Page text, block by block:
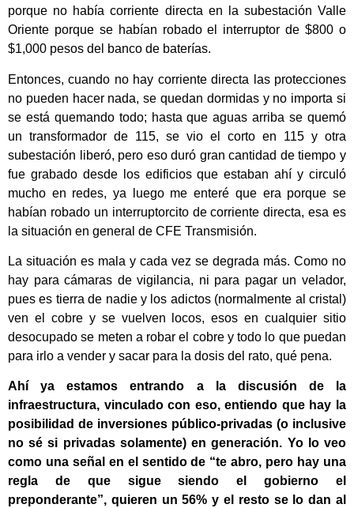
porque no había corriente directa en la subestación Valle
Oriente porque se habían robado el interruptor de $800 o
$1,000 pesos del banco de baterías.
Entonces, cuando no hay corriente directa las protecciones
no pueden hacer nada, se quedan dormidas y no importa si
se está quemando todo; hasta que aguas arriba se quemó
un transformador de 115, se vio el corto en 115 y otra
subestación liberó, pero eso duró gran cantidad de tiempo y
fue grabado desde los edificios que estaban ahí y circuló
mucho en redes, ya luego me enteré que era porque se
habían robado un interruptorcito de corriente directa, esa es
la situación en general de CFE Transmisión.
La situación es mala y cada vez se degrada más. Como no
hay para cámaras de vigilancia, ni para pagar un velador,
pues es tierra de nadie y los adictos (normalmente al cristal)
ven el cobre y se vuelven locos, esos en cualquier sitio
desocupado se meten a robar el cobre y todo lo que puedan
para irlo a vender y sacar para la dosis del rato, qué pena.
Ahí ya estamos entrando a la discusión de la
infraestructura, vinculado con eso, entiendo que hay la
posibilidad de inversiones público-privadas (o inclusive
no sé si privadas solamente) en generación. Yo lo veo
como una señal en el sentido de “te abro, pero hay una
regla de que sigue siendo el gobierno el
preponderante”, quieren un 56% y el resto se lo dan al